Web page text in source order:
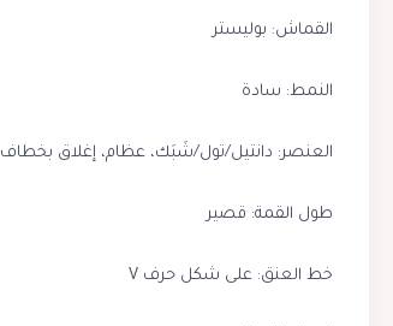
القماش: بوليستر
النمط: سادة
العنصر: دانتيل/تول/شَبَك، عظام، إغلاق بخطاف
طول القمة: قصير
خط العنق: على شكل حرف V